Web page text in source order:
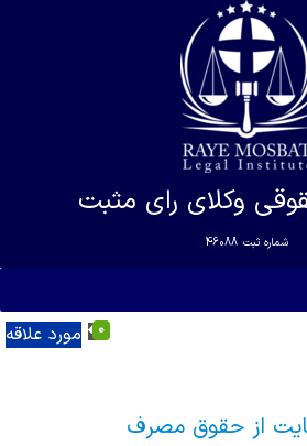
وکلای رای مثبت
شماره ثبت 46088
مورد علاقه 0
از حقوق مصرف